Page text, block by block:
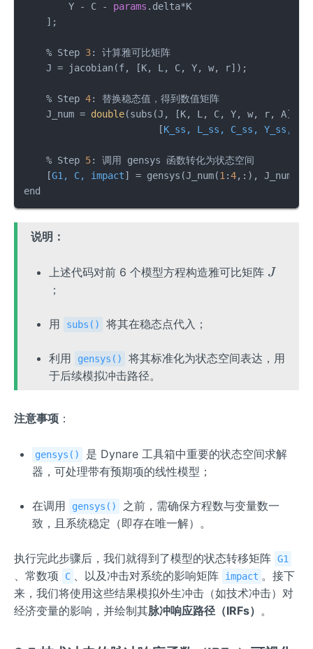
        Y - C -
params .delta*K
    ];
    % Step
3: 计算雅可比矩阵
    J = jacobian(f, [K, L, C, Y, w, r]);
    % Step
4: 替换稳态值，得到数值矩阵
    J_num =
double(subs(J, [K, L, C, Y, w, r, A],
                        [
K_ss, L_ss, C_ss, Y_ss,
    % Step
5: 调用 gensys 函数转化为状态空间
    [
G1, C, impact] = gensys(J_num(1:4,:), J_num(
end
说明：
上述代码对前 6 个模型方程构造雅可比矩阵 J
J
；
用 subs() 将其在稳态点代入；
利用 gensys()
将其标准化为状态空间表达，用
于后续模拟冲击路径。
注意事项 ：
gensys()
是 Dynare 工具箱中重要的状态空间求解
器，可处理带有预期项的线性模型；
在调用 gensys()
之前，需确保方程数与变量数一
致，且系统稳定（即存在唯一解）。
执行完此步骤后，我们就得到了模型的状态转移矩阵 G1
、常数项 C 、以及冲击对系统的影响矩阵 impact 。接下
来，我们将使用这些结果模拟外生冲击（如技术冲击）对
经济变量的影响，并绘制其脉冲响应路径（IRFs） 。